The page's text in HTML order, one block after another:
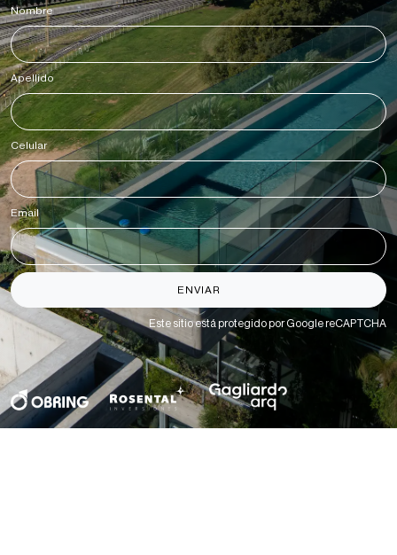
Nombre*
Apellido *
Celular*
Email *
ENVIAR
Este sitio está protegido por Google reCAPTCHA